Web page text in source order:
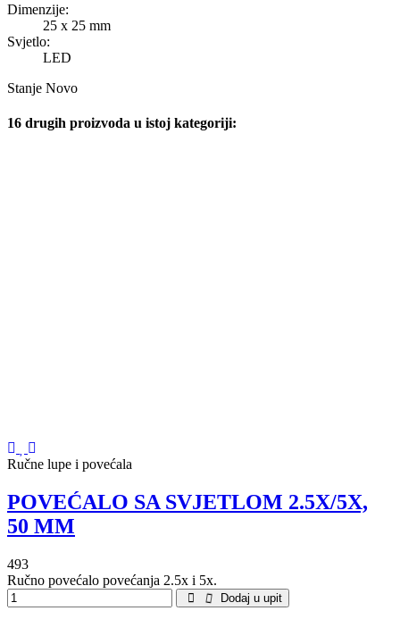
Dimenzije:
25 x 25 mm
Svjetlo:
LED
Stanje Novo
16 drugih proizvoda u istoj kategoriji:
Ručne lupe i povećala
POVEĆALO SA SVJETLOM 2.5X/5X,
50 MM
493
Ručno povećalo povećanja 2.5x i 5x.
Dodaj u upit